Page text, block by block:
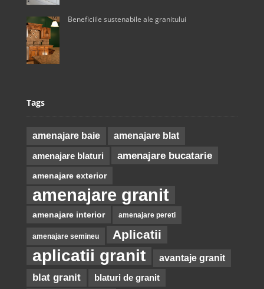
Beneficiile sustenabile ale granitului
Tags
amenajare baie amenajare blat
amenajare blaturi amenajare bucatarie
amenajare exterior
amenajare granit
amenajare interior amenajare pereti
amenajare semineu Aplicatii
aplicatii granit avantaje granit
blat granit blaturi de granit